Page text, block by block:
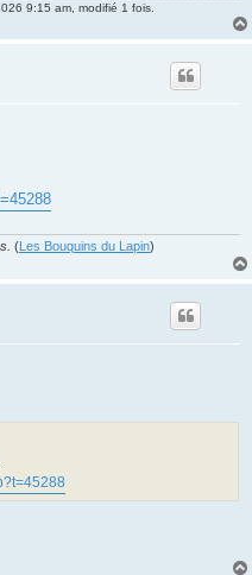
9:15 am, modifié 1 fois.
( Les Bouquins du Lapin)